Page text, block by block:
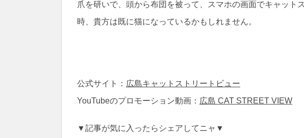
爪を研いで、頭から布団を被って、スマホの画面でキャット
時、貴方は既に猫になっているかもしれません。
公式サイト： 広島キャットストリートビュー
YouTubeのプロモーション動画： 広島 CAT STREET VIEW
▼記事が気に入ったらシェアしてニャ▼